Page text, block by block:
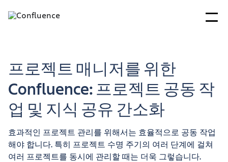
프로젝트 매니저를 위한
Confluence: 프로젝트 공동 작
업 및 지식 공유 간소화
효과적인 프로젝트 관리를 위해서는 효율적으로 공동 작업
해야 합니다. 특히 프로젝트 수명 주기의 여러 단계에 걸쳐
여러 프로젝트를 동시에 관리할 때는 더욱 그렇습니다.